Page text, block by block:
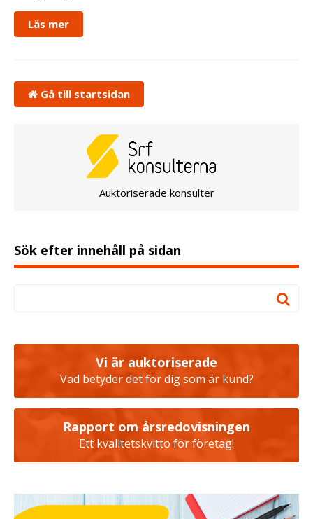
Läs mer
Gå till startsidan
Auktoriserade konsulter
Sök efter innehåll på sidan
Vi är auktoriserade
Vad betyder det för dig som är kund?
Rapport om årsredovisningen
Ett kvalitetskvitto för företag!